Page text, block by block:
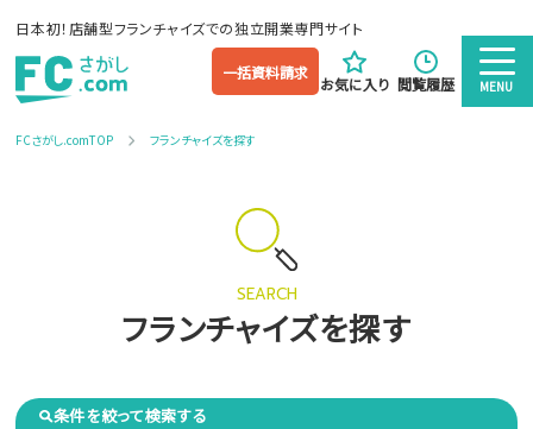
日本初！店舗型フランチャイズでの独立開業専門サイト
一括資料請求
お気に入り 閲覧履歴 MENU
FCさがし.comTOP フランチャイズを探す
SEARCH
フランチャイズを探す
条件を絞って検索する